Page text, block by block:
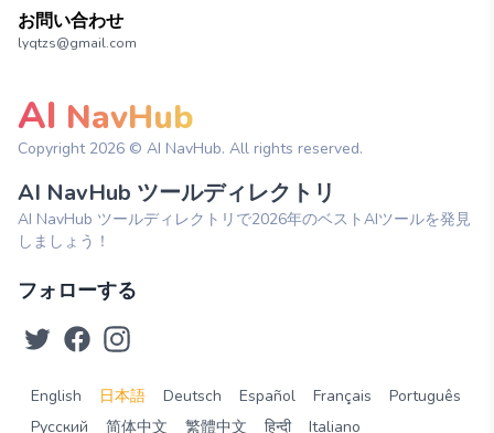
お問い合わせ
lyqtzs@gmail.com
AI NavHub
Copyright 2026 © AI NavHub. All rights reserved.
AI NavHub ツールディレクトリ
AI NavHub ツールディレクトリで2026年のベストAIツールを発見
しましょう！
フォローする
English 日本語 Deutsch Español Français
Português
Русский
简体中文 繁體中文 हिन्दी Italiano